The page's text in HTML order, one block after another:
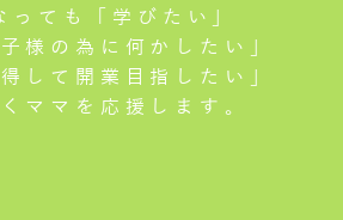
っても「学びたい」
様の為に何かしたい」
して開業目指したい」
ママを応援します。